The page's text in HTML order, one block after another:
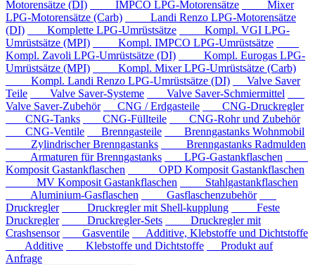
Motorensätze (DI)
IMPCO LPG-Motorensätze
Mixer
LPG-Motorensätze (Carb)
Landi Renzo LPG-Motorensätze
(DI)
Komplette LPG-Umrüstsätze
Kompl. VGI LPG-
Umrüstsätze (MPI)
Kompl. IMPCO LPG-Umrüstsätze
Kompl. Zavoli LPG-Umrüstsätze (DI)
Kompl. Eurogas LPG-
Umrüstsätze (MPI)
Kompl. Mixer LPG-Umrüstsätze (Carb)
Kompl. Landi Renzo LPG-Umrüstsätze (DI)
Valve Saver
Teile
Valve Saver-Systeme
Valve Saver-Schmiermittel
Valve Saver-Zubehör
CNG / Erdgasteile
CNG-Druckregler
CNG-Tanks
CNG-Füllteile
CNG-Rohr und Zubehör
CNG-Ventile
Brenngasteile
Brenngastanks Wohnmobil
Zylindrischer Brenngastanks
Brenngastanks Radmulden
Armaturen für Brenngastanks
LPG-Gastankflaschen
Komposit Gastankflaschen
OPD Komposit Gastankflaschen
MV Komposit Gastankflaschen
Stahlgastankflaschen
Aluminium-Gasflaschen
Gasflaschenzubehör
Druckregler
Druckregler mit Shell-kupplung
Feste
Druckregler
Druckregler-Sets
Druckregler mit
Crashsensor
Gasventile
Additive, Klebstoffe und Dichtstoffe
Additive
Klebstoffe und Dichtstoffe
Produkt auf
Anfrage